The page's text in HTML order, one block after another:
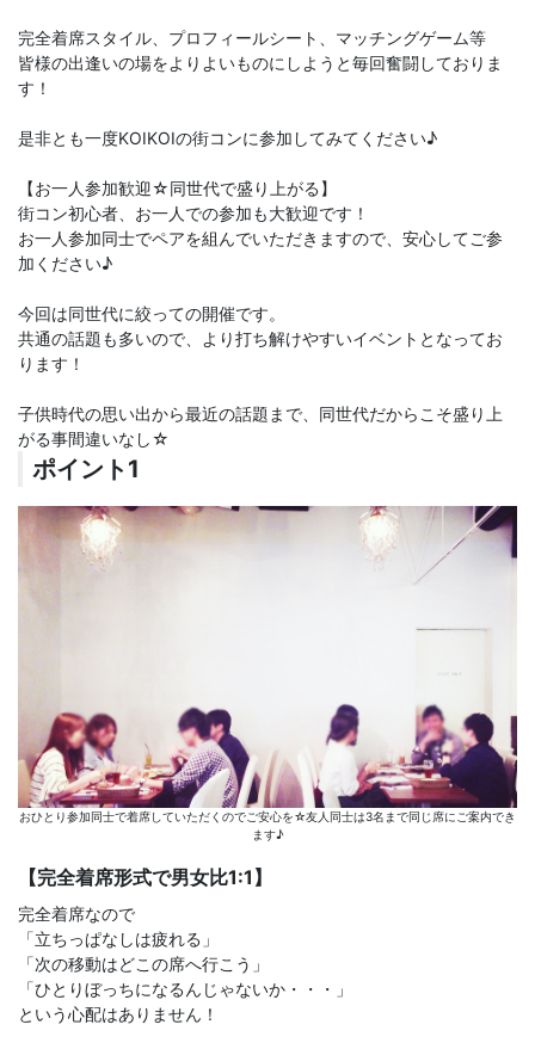
完全着席スタイル、プロフィールシート、マッチングゲーム等
皆様の出逢いの場をよりよいものにしようと毎回奮闘しておりま
す！
是非とも一度KOIKOIの街コンに参加してみてください♪
【お一人参加歓迎☆同世代で盛り上がる】
街コン初心者、お一人での参加も大歓迎です！
お一人参加同士でペアを組んでいただきますので、安心してご参
加ください♪
今回は同世代に絞っての開催です。
共通の話題も多いので、より打ち解けやすいイベントとなってお
ります！
子供時代の思い出から最近の話題まで、同世代だからこそ盛り上
がる事間違いなし☆
ポイント1
おひとり参加同士で着席していただくのでご安心を☆友人同士は3名まで同じ席にご案内でき
ます♪
【完全着席形式で男女比1:1】
完全着席なので
「立ちっぱなしは疲れる」
「次の移動はどこの席へ行こう」
「ひとりぼっちになるんじゃないか・・・」
という心配はありません！